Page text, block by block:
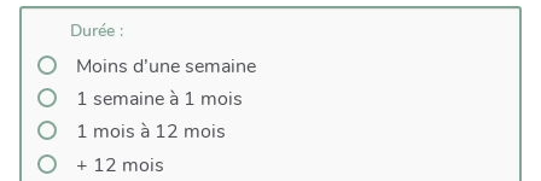
Durée :
Moins d’une semaine
1 semaine à 1 mois
1 mois à 12 mois
+ 12 mois